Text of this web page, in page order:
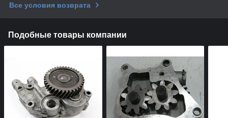
Все условия возврата
Подобные товары компании